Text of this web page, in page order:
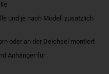
und je nach Modell zusätzlich
oder an der Deichsel montiert
Anhänger für